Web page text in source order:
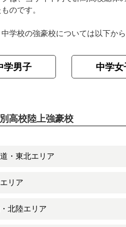
のです。
学校の強豪校については以下から
学男子 中学女
高校陸上強豪校
・東北エリア
リア
北陸エリア